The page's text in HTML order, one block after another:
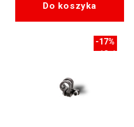
wynosiła:
899,00 zł.
wynosi:
Do koszyka
-17%
-13zł